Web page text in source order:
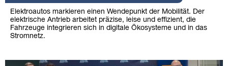
Elektroautos markieren einen Wendepunkt der Mobilität. Der
elektrische Antrieb arbeitet präzise, leise und effizient, die
Fahrzeuge integrieren sich in digitale Ökosysteme und in das
Stromnetz.